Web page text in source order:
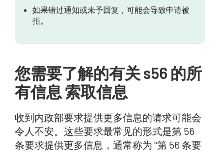
如果错过通知或未予回复，可能会导致申请被
拒。
您需要了解的有关 s56 的所
有信息 索取信息
收到内政部要求提供更多信息的请求可能会
令人不安。这些要求最常见的形式是第 56
条要求提供更多信息，通常称为 "第 56 条要